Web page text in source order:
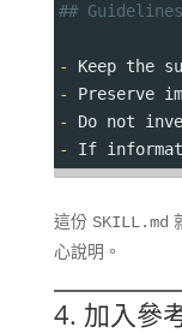
## Guidelines
-
Keep the
-
Preserve
-
Do not
-
If
這份 SKILL.md
心說明。
4. 加入參